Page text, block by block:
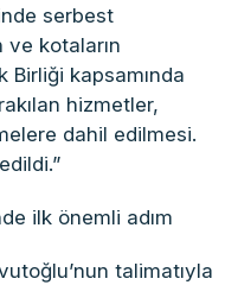
serbest
ve kotaların
Birliği kapsamında
hizmetler,
dahil edilmesi.
ilk önemli adım
talimatıyla